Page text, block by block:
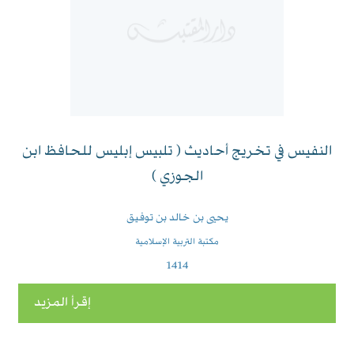
النفيس في تخريج أحاديث ( تلبيس إبليس للحافظ ابن
الجوزي )
يحيى بن خالد بن توفيق
مكتبة التربية الإسلامية
1414
إقرأ المزيد